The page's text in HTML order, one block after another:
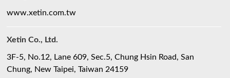
www.xetin.com.tw
Xetin Co., Ltd.
3F-5, No.12, Lane 609, Sec.5, Chung Hsin Road, San
Chung, New Taipei, Taiwan 24159